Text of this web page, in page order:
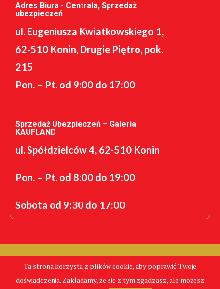
Adres Biura - Centrala, Sprzedaż
ubezpieczeń
ul. Eugeniusza Kwiatkowskiego 1,
62-510 Konin, Drugie Piętro, pok.
215
Pon. – Pt. od 9:00 do 17:00
Sprzedaż Ubezpieczeń – Galeria
KAUFLAND
ul. Spółdzielców 4, 62-510 Konin
Pon. – Pt. od 8:00 do 19:00
Sobota od 9:30 do 17:00
CentrumPolis.pl - Tanie Ubezpieczenia © Copyright 2024.
Wszelkie Prawa Zastrzeżone
Ta strona korzysta z plików cookie, aby poprawić Twoje
doświadczenia. Zakładamy, że się z tym zgadzasz, ale możesz